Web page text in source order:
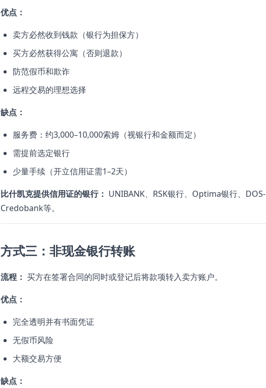
优点：
卖方必然收到钱款（银行为担保方）
买方必然获得公寓（否则退款）
防范假币和欺诈
远程交易的理想选择
缺点：
服务费：约3,000–10,000索姆（视银行和金额而定）
需提前选定银行
少量手续（开立信用证需1–2天）
比什凯克提供信用证的银行： UNIBANK、RSK银行、Optima银行、DOS-
Credobank等。
方式三：非现金银行转账
流程： 买方在签署合同的同时或登记后将款项转入卖方账户。
优点：
完全透明并有书面凭证
无假币风险
大额交易方便
缺点：